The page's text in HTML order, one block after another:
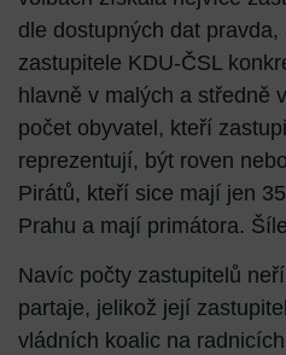
dle dostupných dat
zastupitele KDU-ČSL
hlavně v malých a středně
počet obyvatel, kteří
reprezentují, být roven
Pirátů, kteří sice mají jen
Prahu a mají primátora.
Navíc počty zastupitelů
partaje, jelikož její
vládních koalic na